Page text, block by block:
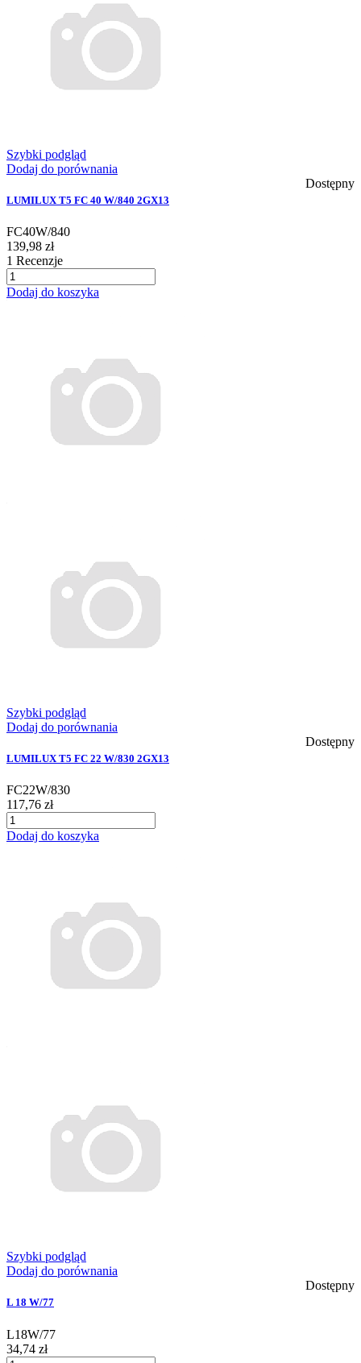
Szybki podgląd
Dodaj do porównania
Dostępny
LUMILUX T5 FC 40 W/840 2GX13
FC40W/840
139,98 zł
1 Recenzje
Dodaj do koszyka
Szybki podgląd
Dodaj do porównania
Dostępny
LUMILUX T5 FC 22 W/830 2GX13
FC22W/830
117,76 zł
Dodaj do koszyka
Szybki podgląd
Dodaj do porównania
Dostępny
L 18 W/77
L18W/77
34,74 zł